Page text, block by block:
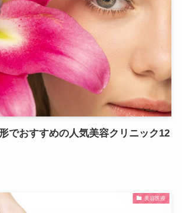
でおすすめの人気美容クリニック12
美容医療